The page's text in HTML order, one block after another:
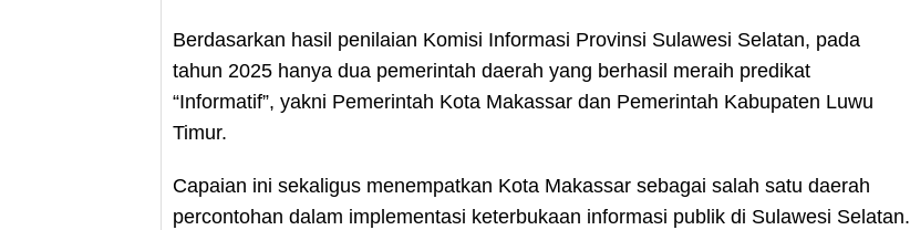
Berdasarkan hasil penilaian Komisi Informasi Provinsi Sulawesi Selatan, pada
tahun 2025 hanya dua pemerintah daerah yang berhasil meraih predikat
“Informatif”, yakni Pemerintah Kota Makassar dan Pemerintah Kabupaten Luwu
Timur.
Capaian ini sekaligus menempatkan Kota Makassar sebagai salah satu daerah
percontohan dalam implementasi keterbukaan informasi publik di Sulawesi Selatan.